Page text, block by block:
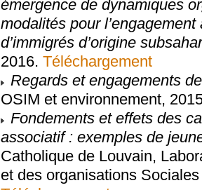
émergence de dynamiques
modalités pour
d’immigrés d’origine
2016. Téléchargement
Regards et engagements
OSIM et environnement,
Fondements et effets des
associatif : exemples de
Catholique de Louvain,
et des organisations